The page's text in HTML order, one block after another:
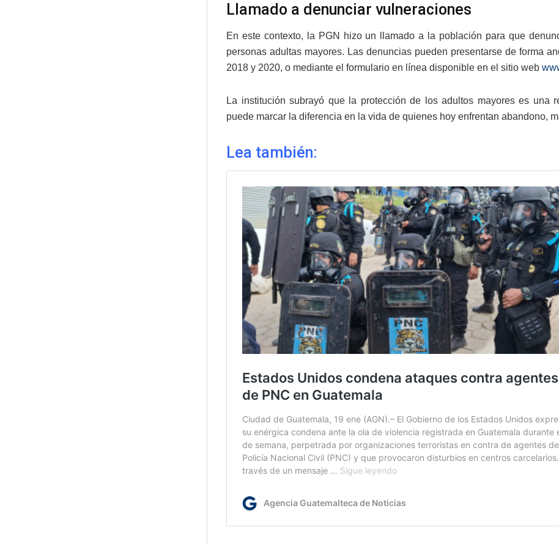
Llamado a denunciar vulneraciones
En este contexto, la PGN hizo un llamado a la población para que
personas adultas mayores. Las denuncias pueden presentarse de forma
2018 y 2020, o mediante el formulario en línea disponible en el sitio web
La institución subrayó que la protección de los adultos mayores es una
puede marcar la diferencia en la vida de quienes hoy enfrentan abandono,
Lea también: